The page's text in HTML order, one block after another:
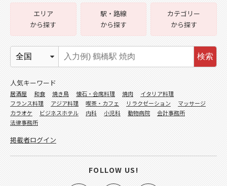
エリア
から探す
駅・路線
から探す
カテゴリー
から探す
検索
人気キーワード
居酒屋 和食 焼き鳥 懐石・会席料理 焼肉
イタリア料理
フランス料理
アジア料理 喫茶・カフェ リラクゼーション
マッサージ
カラオケ
ビジネスホテル 内科 小児科 動物病院
会計事務所
法律事務所
掲載者ログイン
FOLLOW US!